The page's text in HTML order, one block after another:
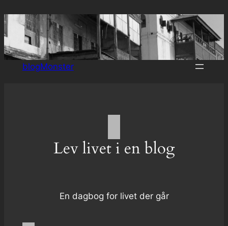
til
indhold
blogMonster
Lev livet i en blog
En dagbog for livet der går